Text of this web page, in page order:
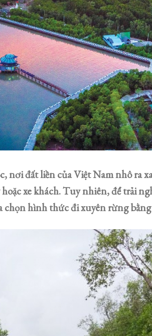
nơi đất liền của Việt Nam nhô ra
xe khách. Tuy nhiên, để trải
hình thức đi xuyên rừng